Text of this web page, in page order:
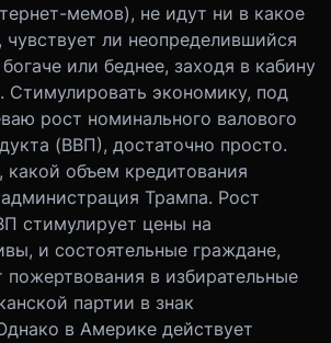
мемов), не идут ни в какое
чувствует ли неопределившийся
или беднее, заходя в кабину
Стимулировать экономику, под
рост номинального валового
(ВВП), достаточно просто.
какой объем кредитования
Трампа. Рост
стимулирует цены на
и состоятельные граждане,
пожертвования в избирательные
партии в знак
в Америке действует